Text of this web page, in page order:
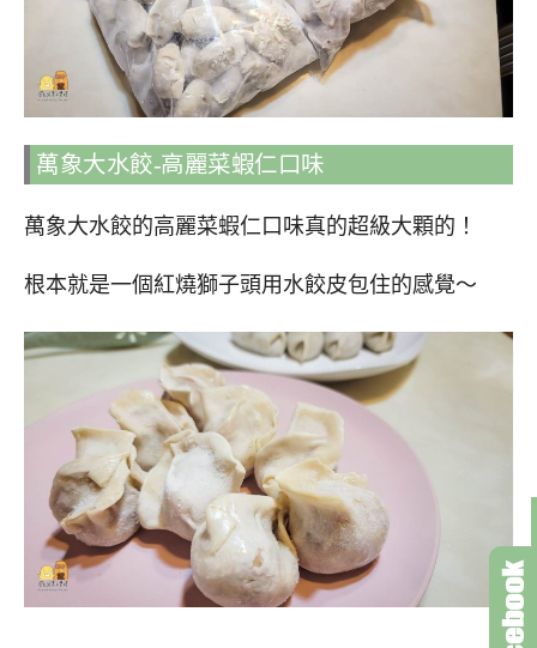
萬象大水餃-高麗菜蝦仁口味
萬象大水餃的高麗菜蝦仁口味真的超級大顆的！
根本就是一個紅燒獅子頭用水餃皮包住的感覺～